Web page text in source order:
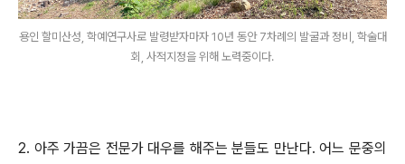
용인 할미산성, 학예연구사로 발령받자마자 10년 동안 7차례의 발굴과 정비, 학술대
회, 사적지정을 위해 노력중이다.
2. 아주 가끔은 전문가 대우를 해주는 분들도 만난다. 어느 문중의